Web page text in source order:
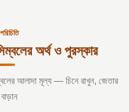
অর্থ ও পুরস্কার
আলাদা মূল্য — চিনে রাখুন, জেতার